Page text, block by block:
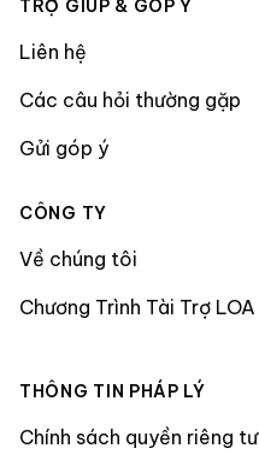
TRỢ GIÚP & GÓP Ý
Liên hệ
Các câu hỏi thường gặp
Gửi góp ý
CÔNG TY
Về chúng tôi
Chương Trình Tài Trợ LOA
THÔNG TIN PHÁP LÝ
Chính sách quyền riêng tư